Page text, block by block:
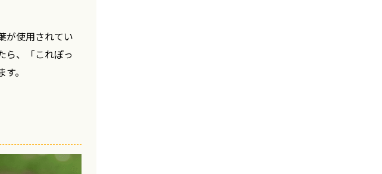
が使用されてい
ら、「これぽっ
。